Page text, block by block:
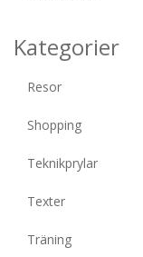
Kategorier
Resor
Shopping
Teknikprylar
Texter
Träning